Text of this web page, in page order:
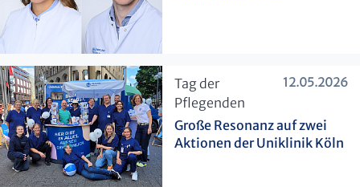
12.05.2026
​Tag der
Pflegenden
Große Resonanz auf zwei
Aktionen der Uniklinik Köln